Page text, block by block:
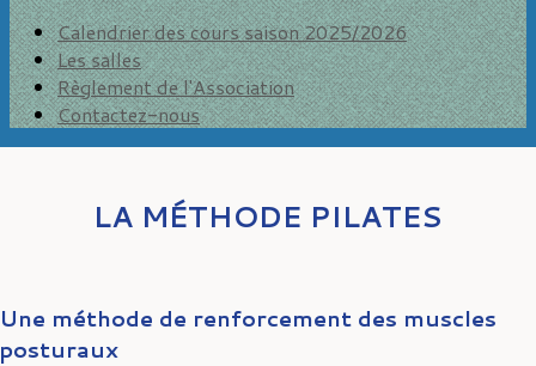
Calendrier des cours saison 2025/2026
Les salles
Règlement de l'Association
Contactez-nous
LA MÉTHODE PILATES
méthode de renforcement des muscles